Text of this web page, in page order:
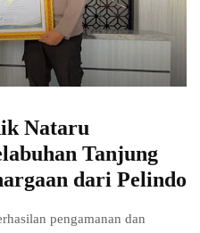
Nataru
Tanjung
dari Pelindo
pengamanan dan